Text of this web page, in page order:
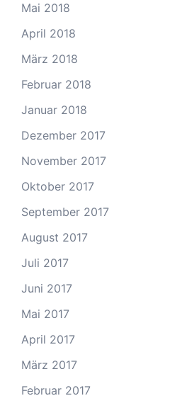
Mai 2018
April 2018
März 2018
Februar 2018
Januar 2018
Dezember 2017
November 2017
Oktober 2017
September 2017
August 2017
Juli 2017
Juni 2017
Mai 2017
April 2017
März 2017
Februar 2017